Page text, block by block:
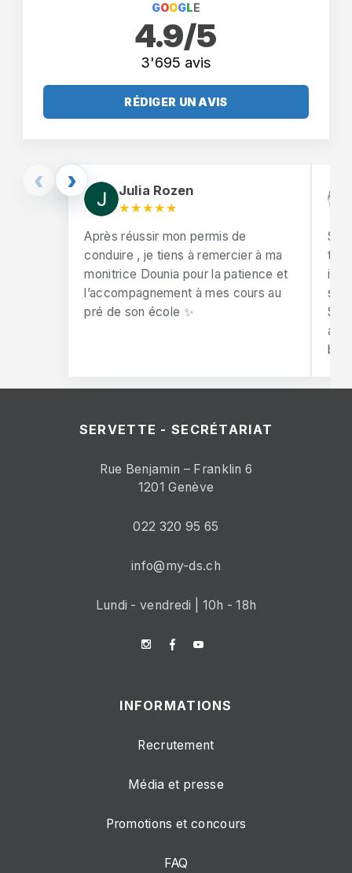
GOOGLE
4.9/5
3'695 avis
RÉDIGER UN AVIS
‹ ›
Julia Rozen
★★★★★
Après réussir mon permis de
conduire , je tiens à remercier à ma
monitrice Dounia pour la patience et
l’accompagnement à mes cours au
pré de son école ✨
So
test
SERVETTE - SECRÉTARIAT
Rue Benjamin – Franklin 6
1201 Genève
022 320 95 65
info@my-ds.ch
Lundi - vendredi | 10h - 18h
INFORMATIONS
Recrutement
Média et presse
Promotions et concours
FAQ